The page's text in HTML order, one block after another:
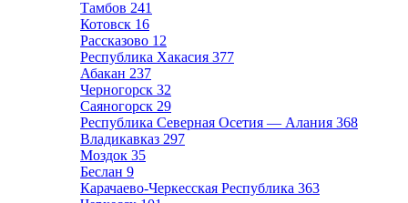
Тамбов 241
Котовск 16
Рассказово 12
Республика Хакасия 377
Абакан 237
Черногорск 32
Саяногорск 29
Республика Северная Осетия — Алания 368
Владикавказ 297
Моздок 35
Беслан 9
Карачаево-Черкесская Республика 363